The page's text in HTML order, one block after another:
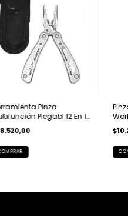
Pinza
Plegabl 12 En 1